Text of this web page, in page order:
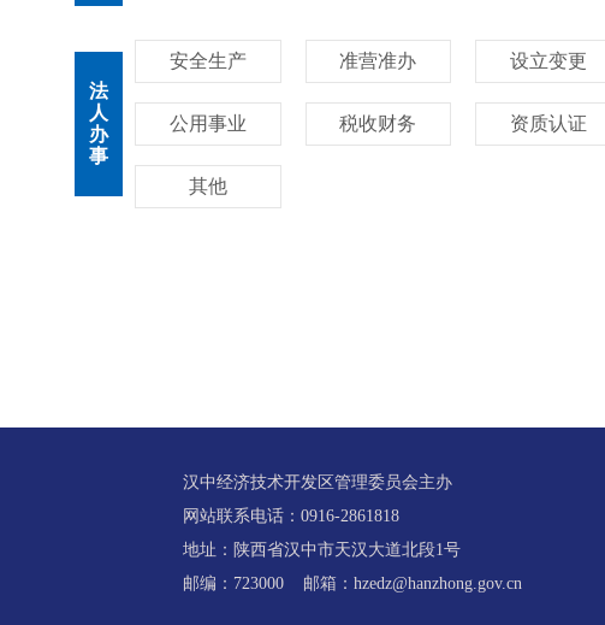
法
人
办
事
安全生产 准营准办 设立变更
公用事业 税收财务 资质认证
其他
汉中经济技术开发区管理委员会主办
网站联系电话：0916-2861818
地址：陕西省汉中市天汉大道北段1号
邮编：723000 邮箱：hzedz@hanzhong.gov.cn